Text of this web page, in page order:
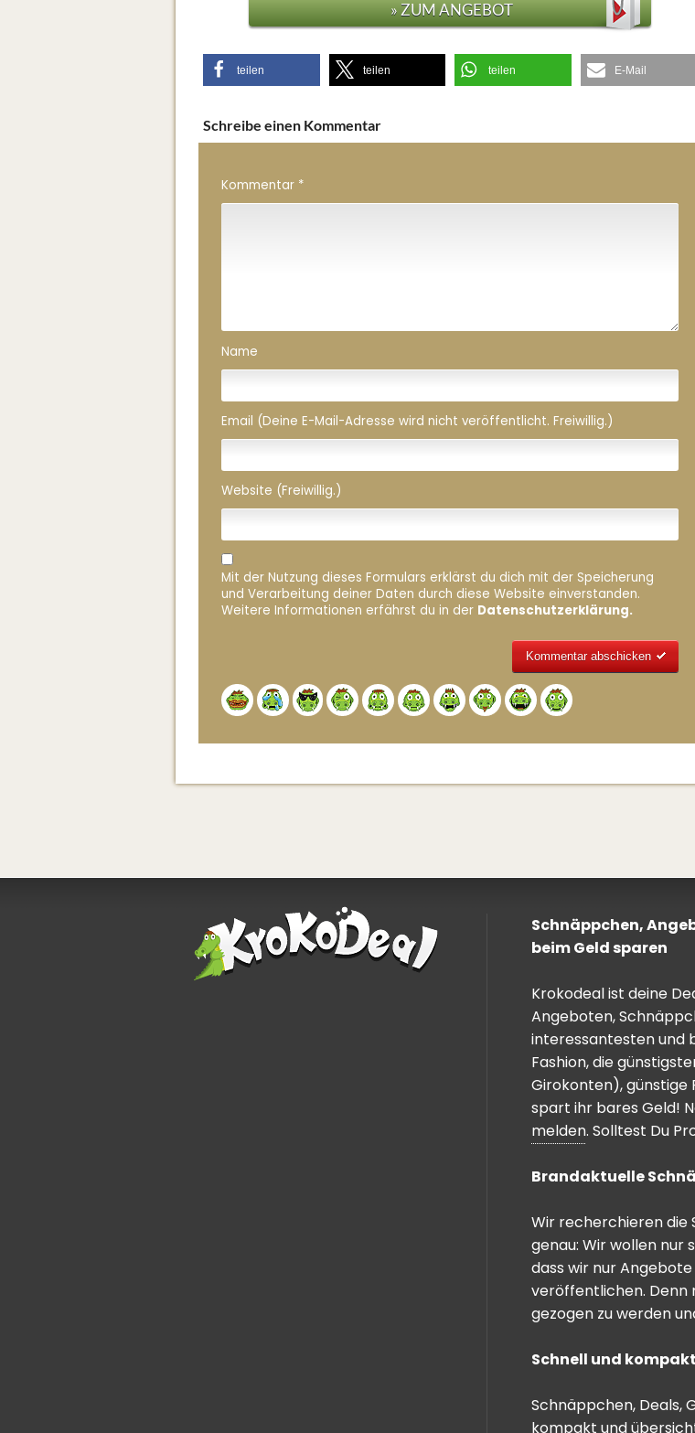
» ZUM ANGEBOT
teilen teilen teilen E-Mail
Schreibe einen Kommentar
Kommentar *
Name
Email (Deine E-Mail-Adresse wird nicht veröffentlicht. Freiwillig.)
Website (Freiwillig.)
Mit der Nutzung dieses Formulars erklärst du dich mit der Speicherung
und Verarbeitung deiner Daten durch diese Website einverstanden.
Weitere Informationen erfährst du in der Datenschutzerklärung.
Schnäppchen,
beim Geld sparen
Krokodeal ist deine
Angeboten,
interessantesten und
Fashion, die
Girokonten), günstige
spart ihr bares Geld!
melden. Solltest Du
Brandaktuelle
Wir recherchieren die
genau: Wir wollen
dass wir nur
veröffentlichen. Denn
gezogen zu werden
Schnell und
Schnäppchen, Deals,
kompakt und